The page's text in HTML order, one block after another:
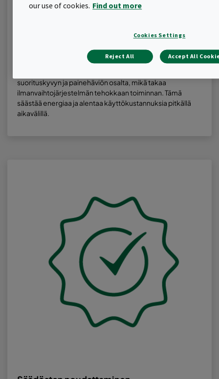
Energiatehokkuus
suorituskyvyn ja painehäviön osalta, mikä takaa
ilmanvaihtojärjestelmän tehokkaan toiminnan. Tämä
säästää energiaa ja alentaa käyttökustannuksia pitkällä
aikavälillä.
our use of cookies. Find out more
Cookies Settings
Reject All Accept All